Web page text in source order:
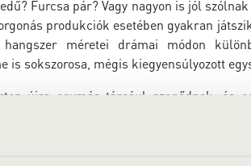
Furcsa pár? Vagy nagyon is jól
produkciók esetében gyakran
méretei drámai módon
is sokszorosa, mégis kiegyensúlyozott
újra egymás társául szegődnek, és
eredetileg is orgonára írt művek a
művek, átiratok énekhangról és más